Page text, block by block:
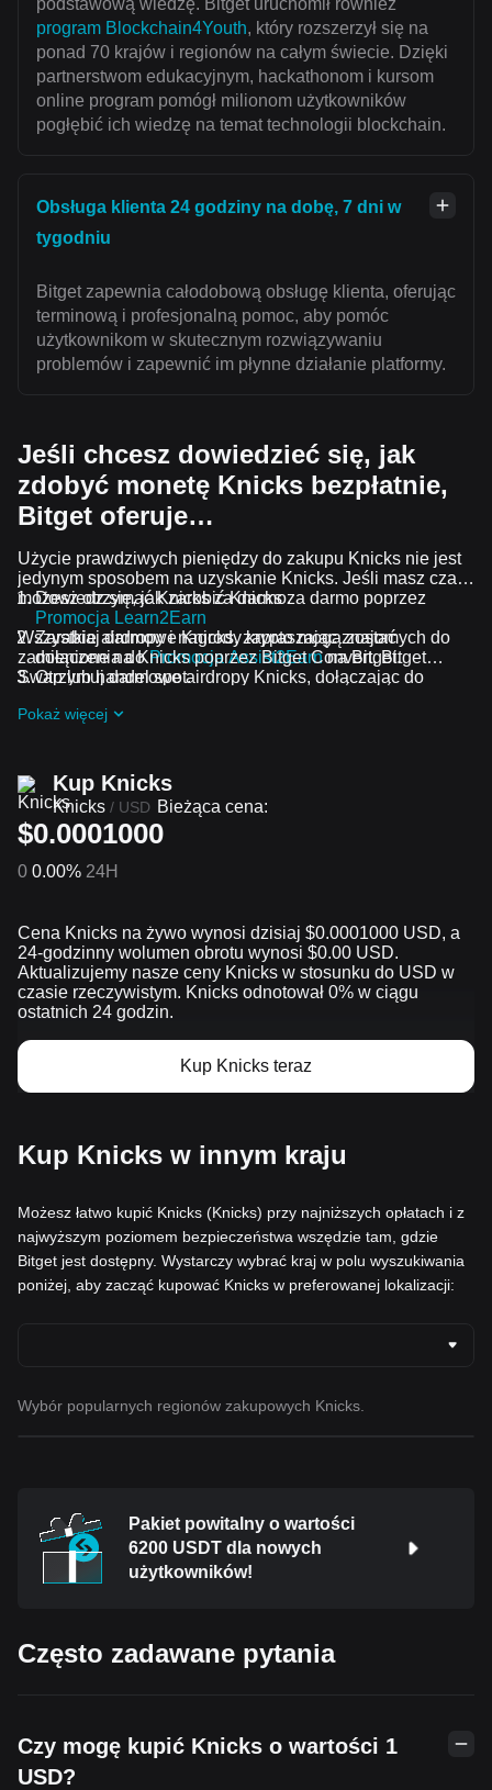
program Blockchain4Youth, który rozszerzył się na
ponad 70 krajów i regionów na całym świecie. Dzięki
partnerstwom edukacyjnym, hackathonom i kursom
online program pomógł milionom użytkowników
pogłębić ich wiedzę na temat technologii blockchain.
Obsługa klienta 24 godziny na dobę, 7 dni w
tygodniu
Bitget zapewnia całodobową obsługę klienta, oferując
terminową i profesjonalną pomoc, aby pomóc
użytkownikom w skutecznym rozwiązywaniu
problemów i zapewnić im płynne działanie platformy.
Jeśli chcesz dowiedzieć się, jak
zdobyć monetę Knicks bezpłatnie,
Bitget oferuje…
Użycie prawdziwych pieniędzy do zakupu Knicks nie jest
jedynym sposobem na uzyskanie Knicks. Jeśli masz czas,
możesz otrzymać Knicks za darmo.
Dowiedz się, jak zarobić Knicks za darmo poprzez
Promocja Learn2Earn
Zarabiaj darmowe Knicks, zapraszając znajomych do
dołączenia doPromocja Assist2Earnna Bitget.
Otrzymuj darmowe airdropy Knicks, dołączając do
Wszystkie airdropy i nagrody krypto mogą zostać
zamienione na Knicks poprzez Bitget Convert, Bitget
Swap lub handel spot.
Pokaż więcej
Kup Knicks
Knicks / USD Bieżąca cena:
$0.0001000
0 0.00% 24H
Cena Knicks na żywo wynosi dzisiaj $0.0001000 USD, a
24-godzinny wolumen obrotu wynosi $0.00 USD.
Aktualizujemy nasze ceny Knicks w stosunku do USD w
czasie rzeczywistym. Knicks odnotował 0% w ciągu
ostatnich 24 godzin.
Kup Knicks teraz
Kup Knicks w innym kraju
Możesz łatwo kupić Knicks (Knicks) przy najniższych opłatach i z
najwyższym poziomem bezpieczeństwa wszędzie tam, gdzie
Bitget jest dostępny. Wystarczy wybrać kraj w polu wyszukiwania
poniżej, aby zacząć kupować Knicks w preferowanej lokalizacji:
Wybór popularnych regionów zakupowych Knicks.
Pakiet powitalny o wartości
6200 USDT dla nowych
użytkowników!
Często zadawane pytania
Czy mogę kupić Knicks o wartości 1
USD?